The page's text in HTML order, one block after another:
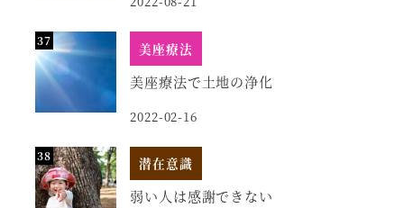
美座療法
美座療法で土地の浄化
2022-02-16
潜在意識
弱い人は感謝できない